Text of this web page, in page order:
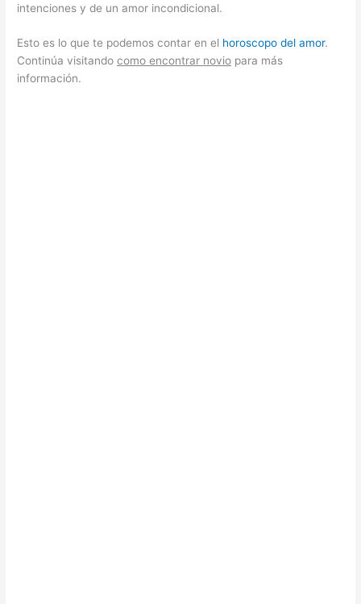
intenciones y de un amor incondicional.
Esto es lo que te podemos contar en el horoscopo del amor.
Continúa visitandocomo encontrar novio para más
información.